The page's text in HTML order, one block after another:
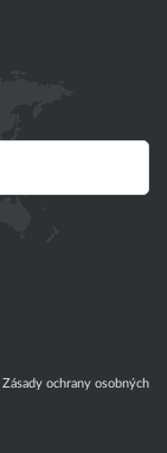
Zásady ochrany osobných